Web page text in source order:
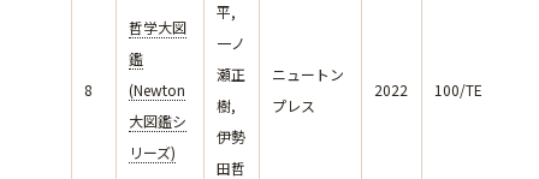
8
哲学大図
鑑
(Newton
大図鑑シ
リーズ)
平,
一ノ
瀬正
樹,
伊勢
田哲
ニュートン
プレス
2022 100/TE